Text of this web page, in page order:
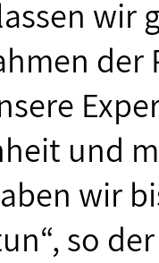
wir
und
wir
so der